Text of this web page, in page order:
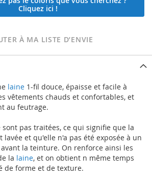
Cliquez ici !
À MA LISTE D’ENVIE
laine 1-fil douce, épaisse et facile à
vêtements chauds et confortables, et
au feutrage.
sont pas traitées, ce qui signifie que la
lavée et qu'elle n'a pas été exposée à un
la teinture. On renforce ainsi les
la laine, et on obtient n même temps
de forme et de texture.